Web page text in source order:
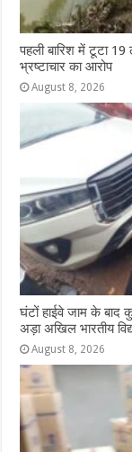
पहली बारिश में टूटा 19
भ्रष्टाचार का आरोप
August 8, 2026
घंटों हाईवे जाम के बाद
अड़ा अखिल भारतीय
August 8, 2026